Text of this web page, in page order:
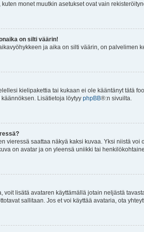
monet muutkin asetukset ovat vain
on silti väärin!
ja aika on silti väärin, on palvelimen
kielipakettia tai kukaan ei ole kääntänyt tätä
Lisätietoja löytyy phpBB®:n sivuilta.
vieressä saattaa näkyä kaksi kuvaa. Yksi niistä
on avatar ja on yleensä uniikki tai
voit lisätä avataren käyttämällä jotain neljästä
sallitaan. Jos et voi käyttää avataria, ota